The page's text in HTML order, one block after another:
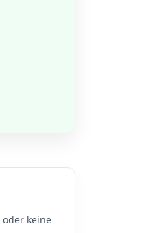
keine